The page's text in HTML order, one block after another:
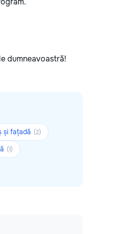
dumneavoastră!
și fațadă (2)
(1)